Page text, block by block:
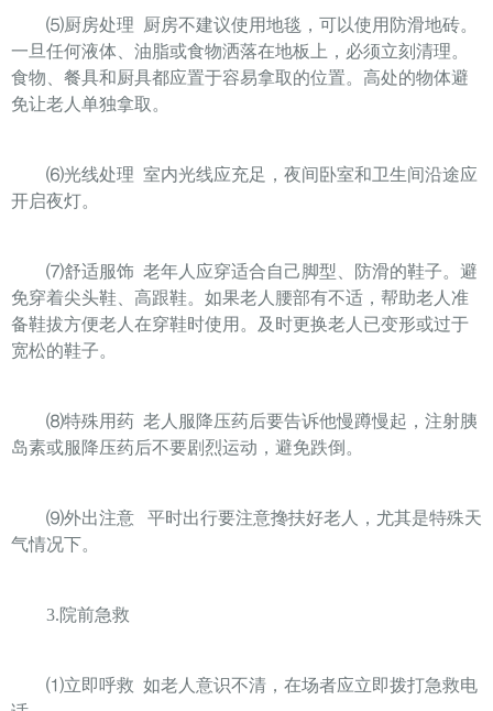
⑸厨房处理
厨房不建议使用地毯，可以使用防滑地砖。
一旦任何液体、油脂或食物洒落在地板上，必须立刻清理。
食物、餐具和厨具都应置于容易拿取的位置。高处的物体避
免让老人单独拿取。
⑹光线处理 室内光线应充足，夜间卧室和卫生间沿途应
开启夜灯。
⑺舒适服饰 老年人应穿适合自己脚型、防滑的鞋子。避
免穿着尖头鞋、高跟鞋。如果老人腰部有不适，帮助老人准
备鞋拔方便老人在穿鞋时使用。及时更换老人已变形或过于
宽松的鞋子。
⑻特殊用药 老人服降压药后要告诉他慢蹲慢起，注射胰
岛素或服降压药后不要剧烈运动，避免跌倒。
⑼外出注意
平时出行要注意搀扶好老人，尤其是特殊天
气情况下。
3.院前急救
⑴立即呼救 如老人意识不清，在场者应立即拨打急救电